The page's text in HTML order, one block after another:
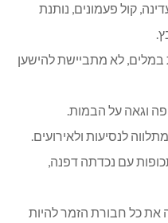
קול פעמונים, נותנת
לא מתביישת להישען
וגאה על הבמות.
לנסיעות ולאירועים.
עם נכדתה דפנה,
את כל חבורת הזמר להיות